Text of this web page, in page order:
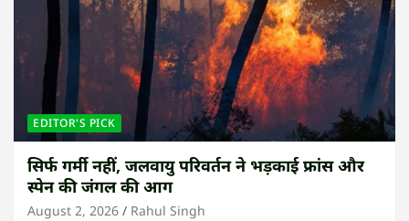
EDITOR'S PICK
सिर्फ गर्मी नहीं, जलवायु परिवर्तन ने भड़काई फ्रांस और
स्पेन की जंगल की आग
August 2, 2026 Rahul Singh